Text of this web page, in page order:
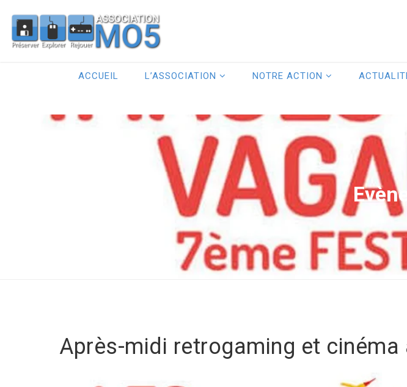
ACCUEIL L’ASSOCIATION NOTRE ACTION
Après-midi retrogaming et cinéma